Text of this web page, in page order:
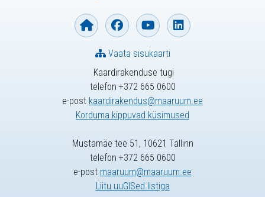
Kaardirakenduse tugi
telefon +372 665 0600
e-post kaardirakendus@maaruum.ee
Korduma kippuvad küsimused
Vaata sisukaarti
Mustamäe tee 51, 10621 Tallinn
telefon +372 665 0600
e-post maaruum@maaruum.ee
Liitu uuGISed listiga